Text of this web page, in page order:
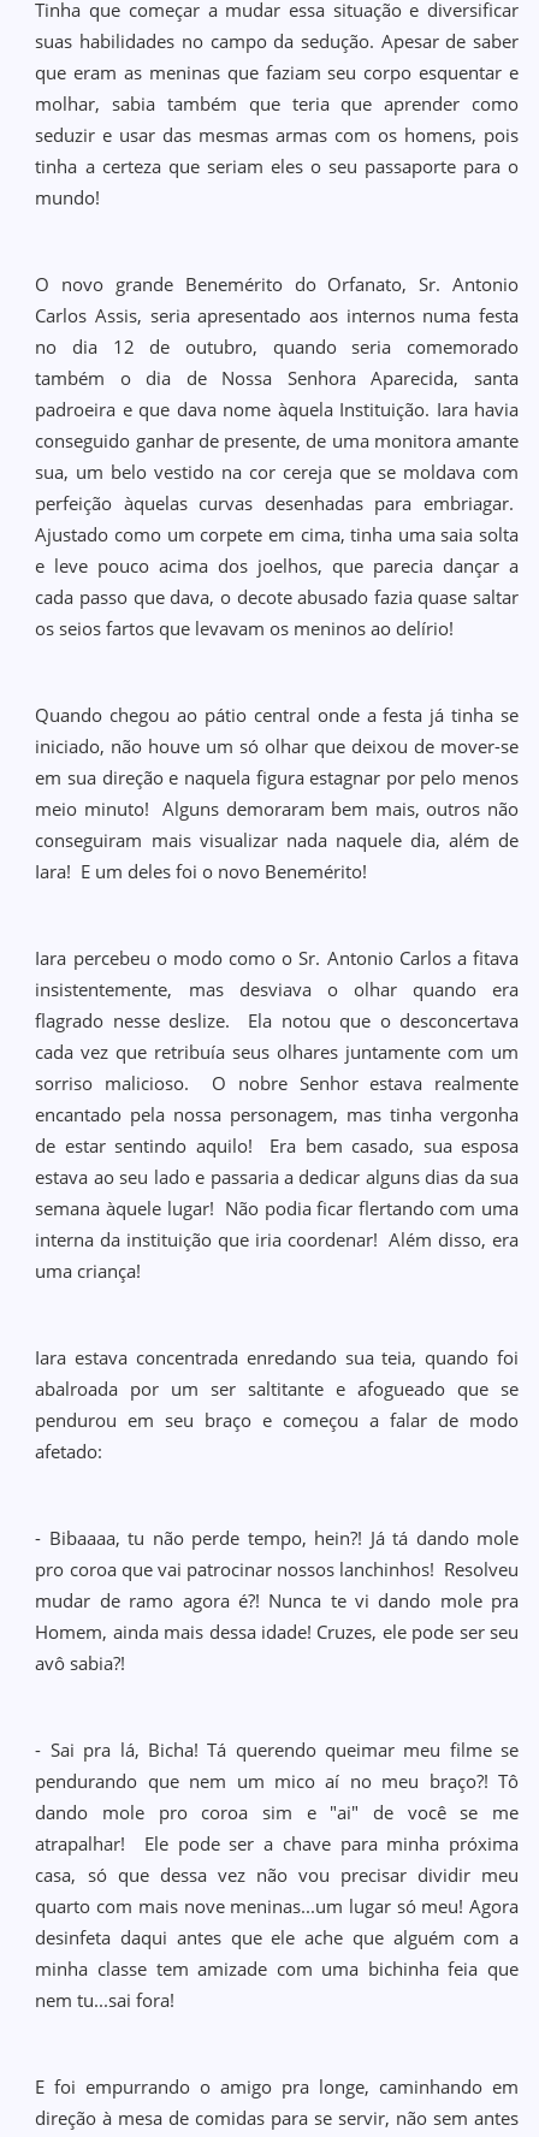
Tinha que começar a mudar essa situação e diversificar
suas habilidades no campo da sedução. Apesar de saber
que eram as meninas que faziam seu corpo esquentar e
molhar, sabia também que teria que aprender como
seduzir e usar das mesmas armas com os homens, pois
tinha a certeza que seriam eles o seu passaporte para o
mundo!
O novo grande Benemérito do Orfanato, Sr. Antonio
Carlos Assis, seria apresentado aos internos numa festa
no dia 12 de outubro, quando seria comemorado
também o dia de Nossa Senhora Aparecida, santa
padroeira e que dava nome àquela Instituição. Iara havia
conseguido ganhar de presente, de uma monitora amante
sua, um belo vestido na cor cereja que se moldava com
perfeição àquelas curvas desenhadas para embriagar.
Ajustado como um corpete em cima, tinha uma saia solta
e leve pouco acima dos joelhos, que parecia dançar a
cada passo que dava, o decote abusado fazia quase saltar
os seios fartos que levavam os meninos ao delírio!
Quando chegou ao pátio central onde a festa já tinha se
iniciado, não houve um só olhar que deixou de mover-se
em sua direção e naquela figura estagnar por pelo menos
meio minuto! Alguns demoraram bem mais, outros não
conseguiram mais visualizar nada naquele dia, além de
Iara! E um deles foi o novo Benemérito!
Iara percebeu o modo como o Sr. Antonio Carlos a fitava
insistentemente, mas desviava o olhar quando era
flagrado nesse deslize. Ela notou que o desconcertava
cada vez que retribuía seus olhares juntamente com um
sorriso malicioso. O nobre Senhor estava realmente
encantado pela nossa personagem, mas tinha vergonha
de estar sentindo aquilo! Era bem casado, sua esposa
estava ao seu lado e passaria a dedicar alguns dias da sua
semana àquele lugar! Não podia ficar flertando com uma
interna da instituição que iria coordenar! Além disso, era
uma criança!
Iara estava concentrada enredando sua teia, quando foi
abalroada por um ser saltitante e afogueado que se
pendurou em seu braço e começou a falar de modo
afetado:
- Bibaaaa, tu não perde tempo, hein?! Já tá dando mole
pro coroa que vai patrocinar nossos lanchinhos! Resolveu
mudar de ramo agora é?! Nunca te vi dando mole pra
Homem, ainda mais dessa idade! Cruzes, ele pode ser seu
avô sabia?!
- Sai pra lá, Bicha! Tá querendo queimar meu filme se
pendurando que nem um mico aí no meu braço?! Tô
dando mole pro coroa sim e "ai" de você se me
atrapalhar! Ele pode ser a chave para minha próxima
casa, só que dessa vez não vou precisar dividir meu
quarto com mais nove meninas...um lugar só meu! Agora
desinfeta daqui antes que ele ache que alguém com a
minha classe tem amizade com uma bichinha feia que
nem tu...sai fora!
E foi empurrando o amigo pra longe, caminhando em
direção à mesa de comidas para se servir, não sem antes